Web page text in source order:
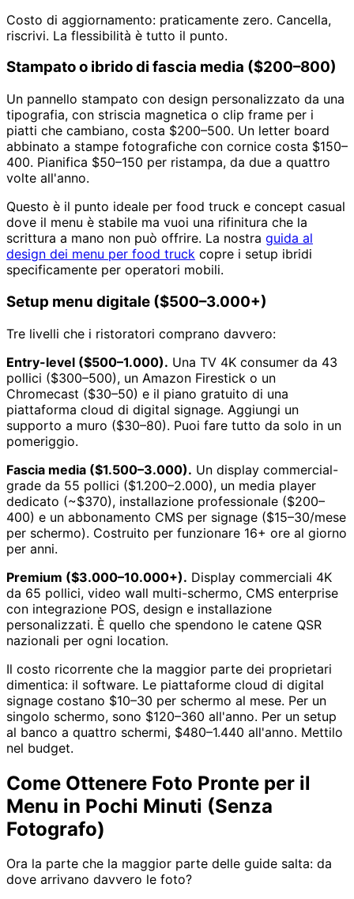
Costo di aggiornamento: praticamente zero. Cancella,
riscrivi. La flessibilità è tutto il punto.
Stampato o ibrido di fascia media ($200–800)
Un pannello stampato con design personalizzato da una
tipografia, con striscia magnetica o clip frame per i
piatti che cambiano, costa $200–500. Un letter board
abbinato a stampe fotografiche con cornice costa $150–
400. Pianifica $50–150 per ristampa, da due a quattro
volte all'anno.
Questo è il punto ideale per food truck e concept casual
dove il menu è stabile ma vuoi una rifinitura che la
scrittura a mano non può offrire. La nostra guida al
design dei menu per food truck copre i setup ibridi
specificamente per operatori mobili.
Setup menu digitale ($500–3.000+)
Tre livelli che i ristoratori comprano davvero:
Entry-level ($500–1.000). Una TV 4K consumer da 43
pollici ($300–500), un Amazon Firestick o un
Chromecast ($30–50) e il piano gratuito di una
piattaforma cloud di digital signage. Aggiungi un
supporto a muro ($30–80). Puoi fare tutto da solo in un
pomeriggio.
Fascia media ($1.500–3.000). Un display commercial-
grade da 55 pollici ($1.200–2.000), un media player
dedicato (~$370), installazione professionale ($200–
400) e un abbonamento CMS per signage ($15–30/mese
per schermo). Costruito per funzionare 16+ ore al giorno
per anni.
Premium ($3.000–10.000+). Display commerciali 4K
da 65 pollici, video wall multi-schermo, CMS enterprise
con integrazione POS, design e installazione
personalizzati. È quello che spendono le catene QSR
nazionali per ogni location.
Il costo ricorrente che la maggior parte dei proprietari
dimentica: il software. Le piattaforme cloud di digital
signage costano $10–30 per schermo al mese. Per un
singolo schermo, sono $120–360 all'anno. Per un setup
al banco a quattro schermi, $480–1.440 all'anno. Mettilo
nel budget.
Come Ottenere Foto Pronte per il
Menu in Pochi Minuti (Senza
Fotografo)
Ora la parte che la maggior parte delle guide salta: da
dove arrivano davvero le foto?